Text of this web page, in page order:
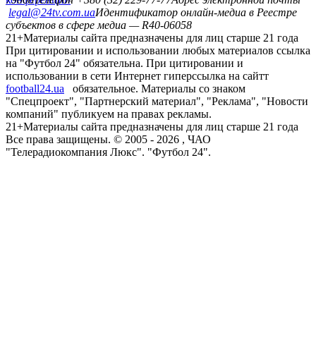
legal@24tv.com.uaИдентификатор онлайн-медиа в Реестре
субъектов в сфере медиа — R40-06058
21+Материалы сайта предназначены для лиц старше 21 года
При цитировании и использовании любых материалов ссылка
на "Футбол 24" обязательна. При цитировании и
использовании в сети Интернет гиперссылка на сайтт
football24.ua
обязательное. Материалы со знаком
"Спецпроект", "Партнерский материал", "Реклама", "Новости
компаний" публикуем на правах рекламы.
21+Материалы сайта предназначены для лиц старше 21 года
Все права защищены. © 2005 - 2026 , ЧАО
"Телерадиокомпания Люкс". "Футбол 24".